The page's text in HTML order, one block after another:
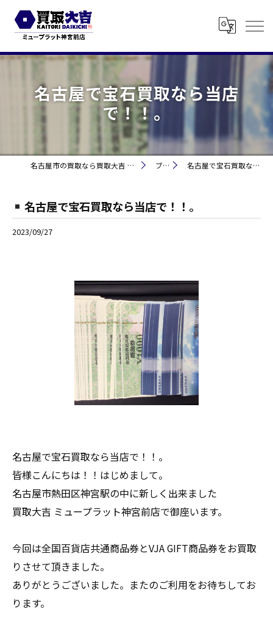
名古屋で宝石買取なら当店
で！！。
名古屋市の買取なら買取大吉 ミュープラット神宮前 ブログ 名古屋で宝石買取なら当店で！！。
名古屋で宝石買取なら当店で！！。
2023/09/27
名古屋で宝石買取なら当店で！！。
皆様こんにちは！！はじめまして。
名古屋市熱田区神宮駅の中に新しく出来ました
買取大吉 ミュープラット神宮前店で御座います。
今回は全国百貨店共通商品券とVJA GIFT商品券をお買取
りさせて頂きました。
ありがとうございました。またのご利用をお待ちしてお
ります。